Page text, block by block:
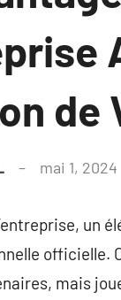
de
mai 1, 2024
un
officielle.
mais